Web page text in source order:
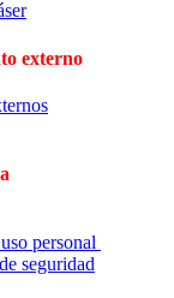
externo
personal
seguridad